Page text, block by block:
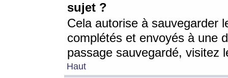
sujet ?
Cela autorise à sauvegarder
complétés et envoyés à une
passage sauvegardé, visitez
Haut